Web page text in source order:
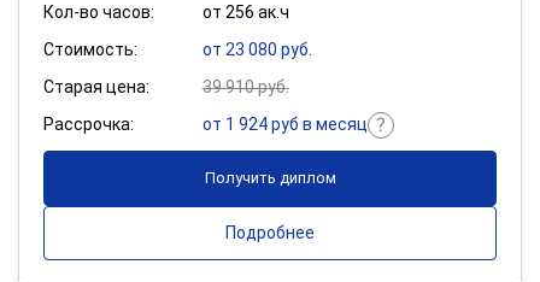
Кол-во часов:
от 256 ак.ч
Стоимость:
от 23 080 руб.
Старая цена:
39 910 руб.
Рассрочка:
от 1 924 руб в месяц
Получить диплом
Подробнее